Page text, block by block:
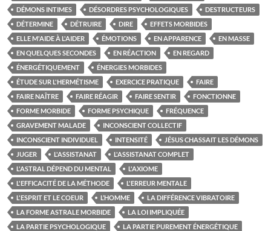
DÉMONS INTIMES DÉSORDRES PSYCHOLOGIQUES
DESTRUCTEURS
DÉTERMINE
DÉTRUIRE DIRE
EFFETS MORBIDES
ELLE M'AIDE À L'AIDER
ÉMOTIONS EN APPARENCE
EN MASSE
EN QUELQUES SECONDES
EN RÉACTION
EN REGARD
ÉNERGÉTIQUEMENT
ÉNERGIES MORBIDES
ÉTUDE SUR L'HERMÉTISME
EXERCICE PRATIQUE
FAIRE
FAIRE NAÎTRE
FAIRE RÉAGIR FAIRE SENTIR
FONCTIONNE
FORME MORBIDE
FORME PSYCHIQUE
FRÉQUENCE
GRAVEMENT MALADE
INCONSCIENT COLLECTIF
INCONSCIENT INDIVIDUEL
INTENSITÉ
JÉSUS CHASSAIT LES DÉMONS
JUGER
L'ASSISTANAT
L'ASSISTANAT COMPLET
L'ASTRAL DÉPEND DU MENTAL
L'AXIOME
L'EFFICACITÉ DE LA MÉTHODE
L'ERREUR MENTALE
L'ESPRIT ET LE COEUR
L’HOMME
LA DIFFÉRENCE VIBRATOIRE
LA FORME ASTRALE MORBIDE
LA LOI IMPLIQUÉE
LA PARTIE PSYCHOLOGIQUE
LA PARTIE PUREMENT ÉNERGÉTIQUE